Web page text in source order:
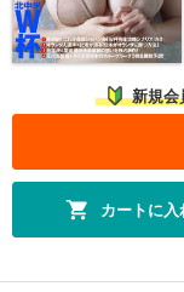
新規会
カートに入